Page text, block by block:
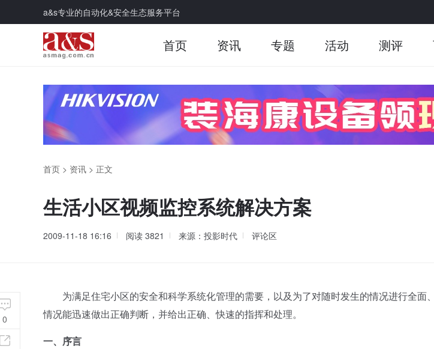
a&s专业的自动化&安全生态服务平台
首页 资讯 专题 活动 测评
首页 > 资讯 > 正文
生活小区视频监控系统解决方案
2009-11-18 16:16 阅读 3821 来源：投影时代 评论区
为满足住宅小区的安全和科学系统化管理的需要，以及为了对随时发生的情况进行全面
情况能迅速做出正确判断，并给出正确、快速的指挥和处理。
一、序言
0